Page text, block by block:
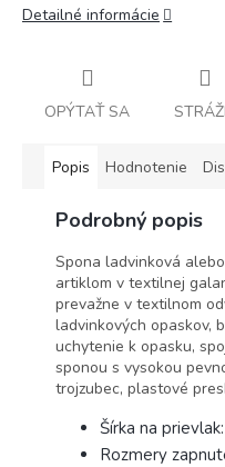
Detailné informácie
OPÝTAŤ SA
Popis Hodnotenie
Podrobný popis
Spona ladvinková
artiklom v textilnej
prevažne v textilnom
ladvinkových opaskov,
uchytenie k opasku,
sponou s vysokou
trojzubec, plastové
Šírka na prievlak:
Rozmery